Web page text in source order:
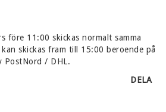
före 11:00 skickas normalt samma
skickas fram till 15:00 beroende på
PostNord / DHL.
DELA